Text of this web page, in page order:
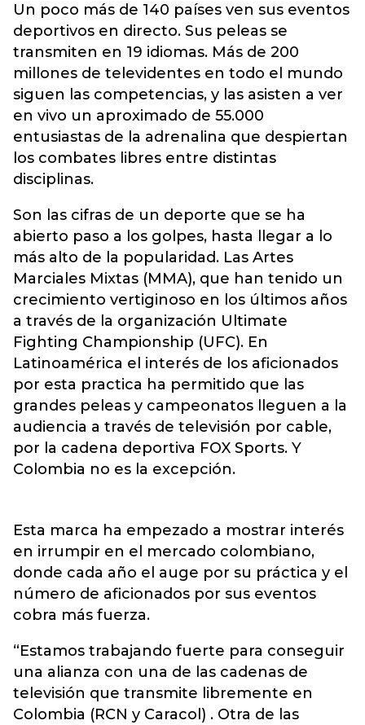
Un poco más de 140 países ven sus eventos
deportivos en directo. Sus peleas se
transmiten en 19 idiomas. Más de 200
millones de televidentes en todo el mundo
siguen las competencias, y las asisten a ver
en vivo un aproximado de 55.000
entusiastas de la adrenalina que despiertan
los combates libres entre distintas
disciplinas.
Son las cifras de un deporte que se ha
abierto paso a los golpes, hasta llegar a lo
más alto de la popularidad. Las Artes
Marciales Mixtas (MMA), que han tenido un
crecimiento vertiginoso en los últimos años
a través de la organización Ultimate
Fighting Championship (UFC). En
Latinoamérica el interés de los aficionados
por esta practica ha permitido que las
grandes peleas y campeonatos lleguen a la
audiencia a través de televisión por cable,
por la cadena deportiva FOX Sports. Y
Colombia no es la excepción.
Esta marca ha empezado a mostrar interés
en irrumpir en el mercado colombiano,
donde cada año el auge por su práctica y el
número de aficionados por sus eventos
cobra más fuerza.
“Estamos trabajando fuerte para conseguir
una alianza con una de las cadenas de
televisión que transmite libremente en
Colombia (RCN y Caracol) . Otra de las